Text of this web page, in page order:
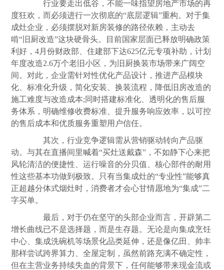
行业要走出低谷，不能一味指望房地产市场的再
度狂欢，而必须进行一次彻底的“底层逻辑”重构。对于集
成灶企业，必须摆脱对新房装修的路径依赖，主动去
啃“旧厨改造”这块硬骨头。目前国家层面已释放明确政策
利好，4月份财政部、住建部下达625亿元专项补助，计划
年度改造2.6万个老旧小区，为旧厨换装市场带来广阔空
间。对此，企业需针对性优化产品设计，推进产品模块
化、标准化升级，简化安装、换装流程，降低旧房改造的
施工难度与改造成本;同时搭建标准化、透明化的售后服
务体系，明确维修收费标准、提升服务响应效率，以可控
的售后成本和优质服务重塑用户信任。
其次，行业竞争逻辑需从营销驱动转向产品驱
动。与其在直播间里喊着“买灶送戴森”，不如静下心来把
风轮清洁的便捷性、运行噪音的分贝值、核心部件的耐用
性这些基本功做到极致。只有当集成灶的“专业性”能够真
正超越分体式烟灶时，消费者才会心甘情愿地为“集成”二
字买单。
最后，对于仍在坚守的头部企业而言，开辟第二
增长曲线已不是选择题，而是生存题。无论是向集成烹饪
中心、集成洗碗机等场景化品类延伸，还是像亿田、帅丰
那样尝试跨界算力、全屋定制，虽然前路充满不确定性，
但在主营业务持续失血的背景下，任何能够带来现金流或